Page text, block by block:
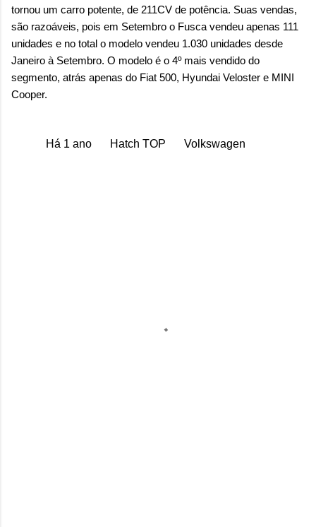
tornou um carro potente, de 211CV de potência. Suas vendas,
são razoáveis, pois em Setembro o Fusca vendeu apenas 111
unidades e no total o modelo vendeu 1.030 unidades desde
Janeiro à Setembro. O modelo é o 4º mais vendido do
segmento, atrás apenas do Fiat 500, Hyundai Veloster e MINI
Cooper.
Há 1 ano Hatch TOP Volkswagen